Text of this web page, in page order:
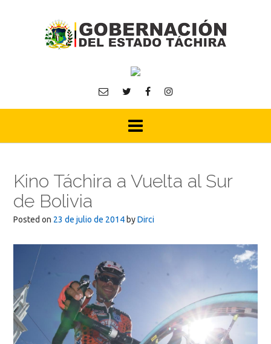
Kino Táchira a Vuelta al Sur
de Bolivia
Posted on 23 de julio de 2014 byDirci